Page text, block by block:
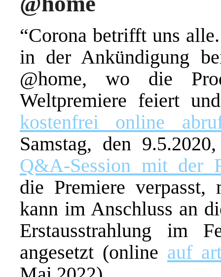
“Corona betrifft uns
in der Ankündigung
@home, wo die
Weltpremiere feiert
kostenfrei online
Samstag, den
Q&A-Session mit der
die Premiere
kann im Anschluss an
Erstausstrahlung im
angesetzt (online auf